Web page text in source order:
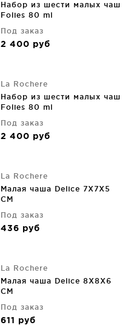
Набор из шести малых чаш
Folies 80 ml
Под заказ
2 400 руб
La Rochere
Набор из шести малых чаш
Folies 80 ml
Под заказ
2 400 руб
La Rochere
Малая чаша Delice 7X7X5
CM
Под заказ
436 руб
La Rochere
Малая чаша Delice 8X8X6
CM
Под заказ
611 руб